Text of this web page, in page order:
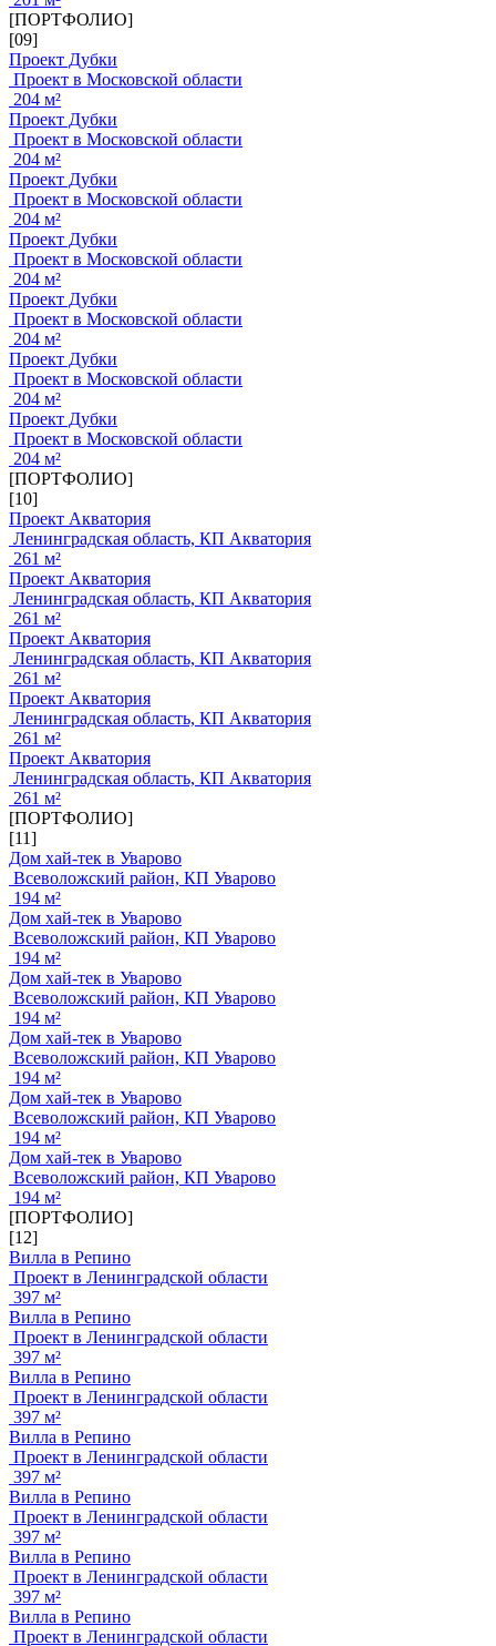
[ПОРТФОЛИО]
[09]
Проект Дубки
Проект в Московской области
204 м²
Проект Дубки
Проект в Московской области
204 м²
Проект Дубки
Проект в Московской области
204 м²
Проект Дубки
Проект в Московской области
204 м²
Проект Дубки
Проект в Московской области
204 м²
Проект Дубки
Проект в Московской области
204 м²
Проект Дубки
Проект в Московской области
204 м²
[ПОРТФОЛИО]
[10]
Проект Акватория
Ленинградская область, КП Акватория
261 м²
Проект Акватория
Ленинградская область, КП Акватория
261 м²
Проект Акватория
Ленинградская область, КП Акватория
261 м²
Проект Акватория
Ленинградская область, КП Акватория
261 м²
Проект Акватория
Ленинградская область, КП Акватория
261 м²
[ПОРТФОЛИО]
[11]
Дом хай-тек в Уварово
Всеволожский район, КП Уварово
194 м²
Дом хай-тек в Уварово
Всеволожский район, КП Уварово
194 м²
Дом хай-тек в Уварово
Всеволожский район, КП Уварово
194 м²
Дом хай-тек в Уварово
Всеволожский район, КП Уварово
194 м²
Дом хай-тек в Уварово
Всеволожский район, КП Уварово
194 м²
Дом хай-тек в Уварово
Всеволожский район, КП Уварово
194 м²
[ПОРТФОЛИО]
[12]
Вилла в Репино
Проект в Ленинградской области
397 м²
Вилла в Репино
Проект в Ленинградской области
397 м²
Вилла в Репино
Проект в Ленинградской области
397 м²
Вилла в Репино
Проект в Ленинградской области
397 м²
Вилла в Репино
Проект в Ленинградской области
397 м²
Вилла в Репино
Проект в Ленинградской области
397 м²
Вилла в Репино
Проект в Ленинградской области